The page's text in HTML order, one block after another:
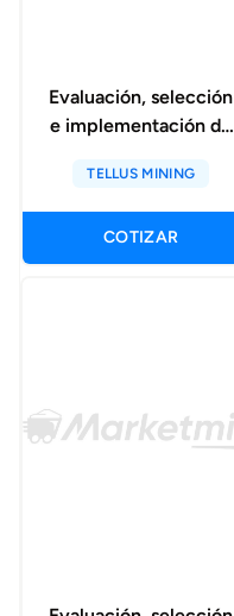
Evaluación, selección
e implementación de
gestión de fatiga
TELLUS MINING
COTIZAR